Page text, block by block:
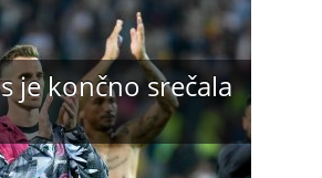
je končno srečala